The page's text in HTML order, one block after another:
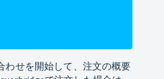
わせを開始して、注文の概要